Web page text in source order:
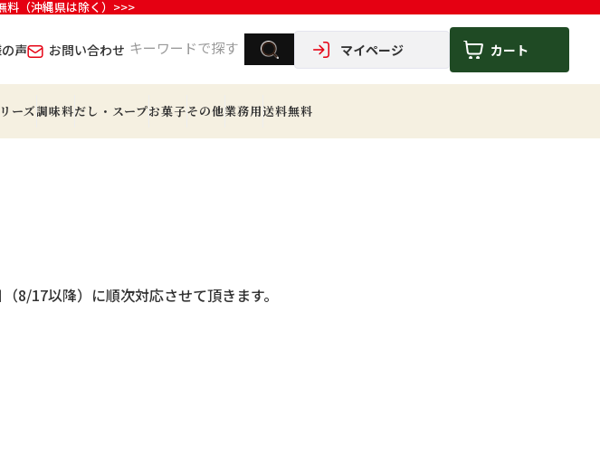
料（沖縄県は除く）>>>
声 お問い合わせ マイページ カート
ーズ調味料だし・スープお菓子その他業務用送料無料
8/17以降）に順次対応させて頂きます。